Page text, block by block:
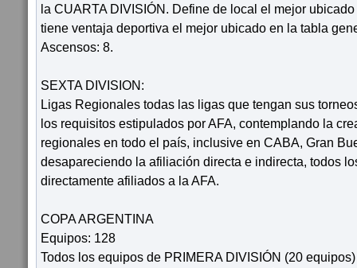
la CUARTA DIVISIÓN. Define de local el mejor
tiene ventaja deportiva el mejor ubicado en la tabla
Ascensos: 8.
SEXTA DIVISION:
Ligas Regionales todas las ligas que tengan sus
los requisitos estipulados por AFA, contemplando la
regionales en todo el país, inclusive en CABA, Gran
desapareciendo la afiliación directa e indirecta, todos
directamente afiliados a la AFA.
COPA ARGENTINA
Equipos: 128
Todos los equipos de PRIMERA DIVISIÓN (20 equipos)